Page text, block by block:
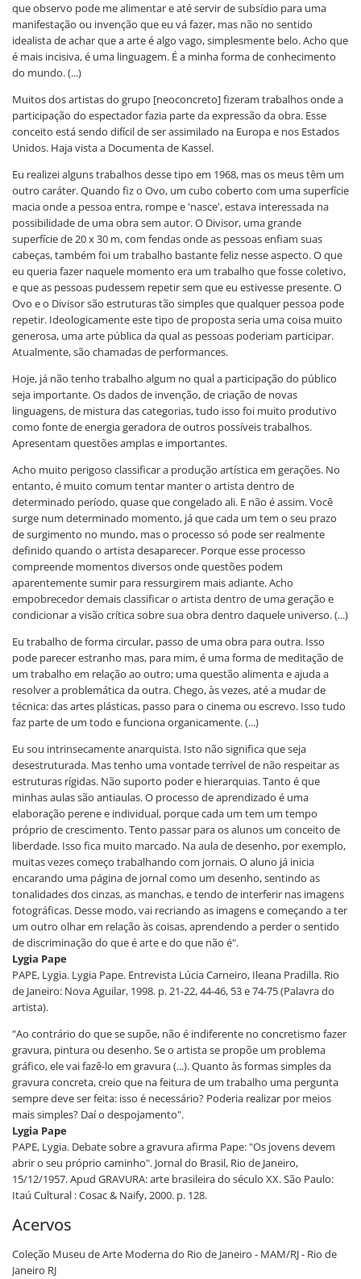
que observo pode me alimentar e até servir de subsídio para uma
manifestação ou invenção que eu vá fazer, mas não no sentido
idealista de achar que a arte é algo vago, simplesmente belo. Acho que
é mais incisiva, é uma linguagem. É a minha forma de conhecimento
do mundo. (...)
Muitos dos artistas do grupo [neoconcreto] fizeram trabalhos onde a
participação do espectador fazia parte da expressão da obra. Esse
conceito está sendo difícil de ser assimilado na Europa e nos Estados
Unidos. Haja vista a Documenta de Kassel.
Eu realizei alguns trabalhos desse tipo em 1968, mas os meus têm um
outro caráter. Quando fiz o Ovo, um cubo coberto com uma superfície
macia onde a pessoa entra, rompe e 'nasce', estava interessada na
possibilidade de uma obra sem autor. O Divisor, uma grande
superfície de 20 x 30 m, com fendas onde as pessoas enfiam suas
cabeças, também foi um trabalho bastante feliz nesse aspecto. O que
eu queria fazer naquele momento era um trabalho que fosse coletivo,
e que as pessoas pudessem repetir sem que eu estivesse presente. O
Ovo e o Divisor são estruturas tão simples que qualquer pessoa pode
repetir. Ideologicamente este tipo de proposta seria uma coisa muito
generosa, uma arte pública da qual as pessoas poderiam participar.
Atualmente, são chamadas de performances.
Hoje, já não tenho trabalho algum no qual a participação do público
seja importante. Os dados de invenção, de criação de novas
linguagens, de mistura das categorias, tudo isso foi muito produtivo
como fonte de energia geradora de outros possíveis trabalhos.
Apresentam questões amplas e importantes.
Acho muito perigoso classificar a produção artística em gerações. No
entanto, é muito comum tentar manter o artista dentro de
determinado período, quase que congelado ali. E não é assim. Você
surge num determinado momento, já que cada um tem o seu prazo
de surgimento no mundo, mas o processo só pode ser realmente
definido quando o artista desaparecer. Porque esse processo
compreende momentos diversos onde questões podem
aparentemente sumir para ressurgirem mais adiante. Acho
empobrecedor demais classificar o artista dentro de uma geração e
condicionar a visão crítica sobre sua obra dentro daquele universo. (...)
Eu trabalho de forma circular, passo de uma obra para outra. Isso
pode parecer estranho mas, para mim, é uma forma de meditação de
um trabalho em relação ao outro; uma questão alimenta e ajuda a
resolver a problemática da outra. Chego, às vezes, até a mudar de
técnica: das artes plásticas, passo para o cinema ou escrevo. Isso tudo
faz parte de um todo e funciona organicamente. (...)
Eu sou intrinsecamente anarquista. Isto não significa que seja
desestruturada. Mas tenho uma vontade terrível de não respeitar as
estruturas rígidas. Não suporto poder e hierarquias. Tanto é que
minhas aulas são antiaulas. O processo de aprendizado é uma
elaboração perene e individual, porque cada um tem um tempo
próprio de crescimento. Tento passar para os alunos um conceito de
liberdade. Isso fica muito marcado. Na aula de desenho, por exemplo,
muitas vezes começo trabalhando com jornais. O aluno já inicia
encarando uma página de jornal como um desenho, sentindo as
tonalidades dos cinzas, as manchas, e tendo de interferir nas imagens
fotográficas. Desse modo, vai recriando as imagens e começando a ter
um outro olhar em relação às coisas, aprendendo a perder o sentido
de discriminação do que é arte e do que não é".
Lygia Pape
PAPE, Lygia. Lygia Pape. Entrevista Lúcia Carneiro, Ileana Pradilla. Rio
de Janeiro: Nova Aguilar, 1998. p. 21-22, 44-46, 53 e 74-75 (Palavra do
artista).
"Ao contrário do que se supõe, não é indiferente no concretismo fazer
gravura, pintura ou desenho. Se o artista se propõe um problema
gráfico, ele vai fazê-lo em gravura (...). Quanto às formas simples da
gravura concreta, creio que na feitura de um trabalho uma pergunta
sempre deve ser feita: isso é necessário? Poderia realizar por meios
mais simples? Daí o despojamento".
Lygia Pape
PAPE, Lygia. Debate sobre a gravura afirma Pape: "Os jovens devem
abrir o seu próprio caminho". Jornal do Brasil, Rio de Janeiro,
15/12/1957. Apud GRAVURA: arte brasileira do século XX. São Paulo:
Itaú Cultural : Cosac & Naify, 2000. p. 128.
Acervos
Coleção Museu de Arte Moderna do Rio de Janeiro - MAM/RJ - Rio de
Janeiro RJ